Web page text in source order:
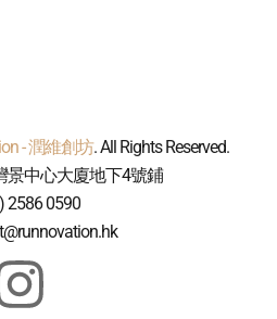
- 潤維創坊. All Rights Reserved.
景中心大廈地下4號鋪
2586 0590